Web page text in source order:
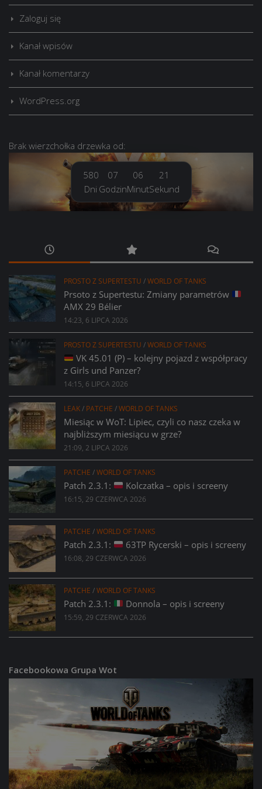
Zaloguj się
Kanał wpisów
Kanał komentarzy
WordPress.org
Brak wierzchołka drzewka od:
580
Dni
07
Godzin
06
Minut
22
Sekund
PROSTO Z SUPERTESTU /WORLD OF TANKS
Prsoto z Supertestu: Zmiany parametrów
AMX 29 Bélier
14:23, 6 LIPCA 2026
PROSTO Z SUPERTESTU /WORLD OF TANKS
VK 45.01 (P) – kolejny pojazd z współpracy
z Girls und Panzer?
14:15, 6 LIPCA 2026
LEAK/ PATCHE /WORLD OF TANKS
Miesiąc w WoT: Lipiec, czyli co nasz czeka w
najbliższym miesiącu w grze?
21:09, 2 LIPCA 2026
PATCHE /WORLD OF TANKS
Patch 2.3.1: Kolczatka – opis i screeny
16:15, 29 CZERWCA 2026
PATCHE /WORLD OF TANKS
Patch 2.3.1: 63TP Rycerski – opis i screeny
16:08, 29 CZERWCA 2026
PATCHE /WORLD OF TANKS
Patch 2.3.1: Donnola – opis i screeny
15:59, 29 CZERWCA 2026
Facebookowa Grupa Wot